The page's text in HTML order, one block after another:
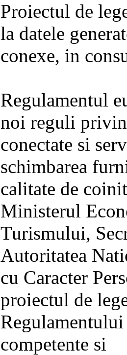
Proiectul de
la datele
conexe, in
Regulamentul
noi reguli
conectate si
schimbarea
calitate de
Ministerul
Turismului,
Autoritatea
cu Caracter
proiectul de
competente si